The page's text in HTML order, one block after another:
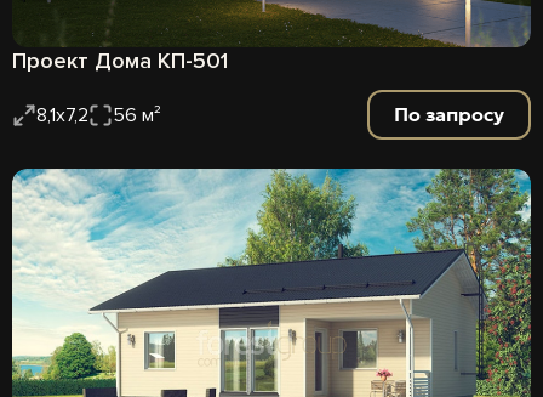
Проект Дома КП-501
8,1х7,2 56 м² По запросу